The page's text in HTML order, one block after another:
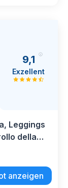
9,1
Exzellent
Leggings
della
o
anzeigen